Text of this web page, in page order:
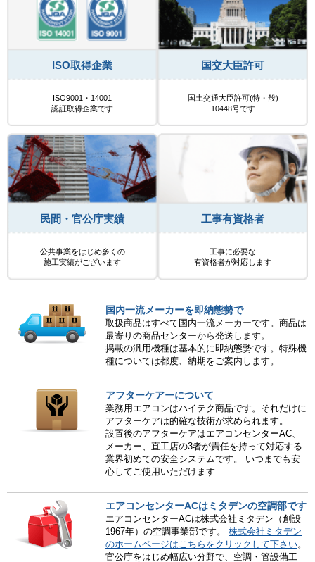
ISO取得企業
ISO9001・14001
認証取得企業です
国交大臣許可
国土交通大臣許可(特・般)
10448号です
民間・官公庁実績
公共事業をはじめ多くの
施工実績がございます
工事有資格者
工事に必要な
有資格者が対応します
国内一流メーカーを即納態勢で
取扱商品はすべて国内一流メーカーです。商品は
最寄りの商品センターから発送します。
掲載の汎用機種は基本的に即納態勢です。特殊機
種については都度、納期をご案内します。
アフターケアーについて
業務用エアコンはハイテク商品です。それだけに
アフターケアは的確な技術が求められます。
設置後のアフターケアはエアコンセンターAC、
メーカー、直工店の3者が責任を持って対応する
業界初めての安全システムです。 いつまでも安
心してご使用いただけます
エアコンセンターACはミタデンの空調部です
エアコンセンターACは株式会社ミタデン（創設
1967年）の空調事業部です。 株式会社ミタデン
のホームページはこちらをクリックして下さい。
官公庁をはじめ幅広い分野で、空調・管設備工